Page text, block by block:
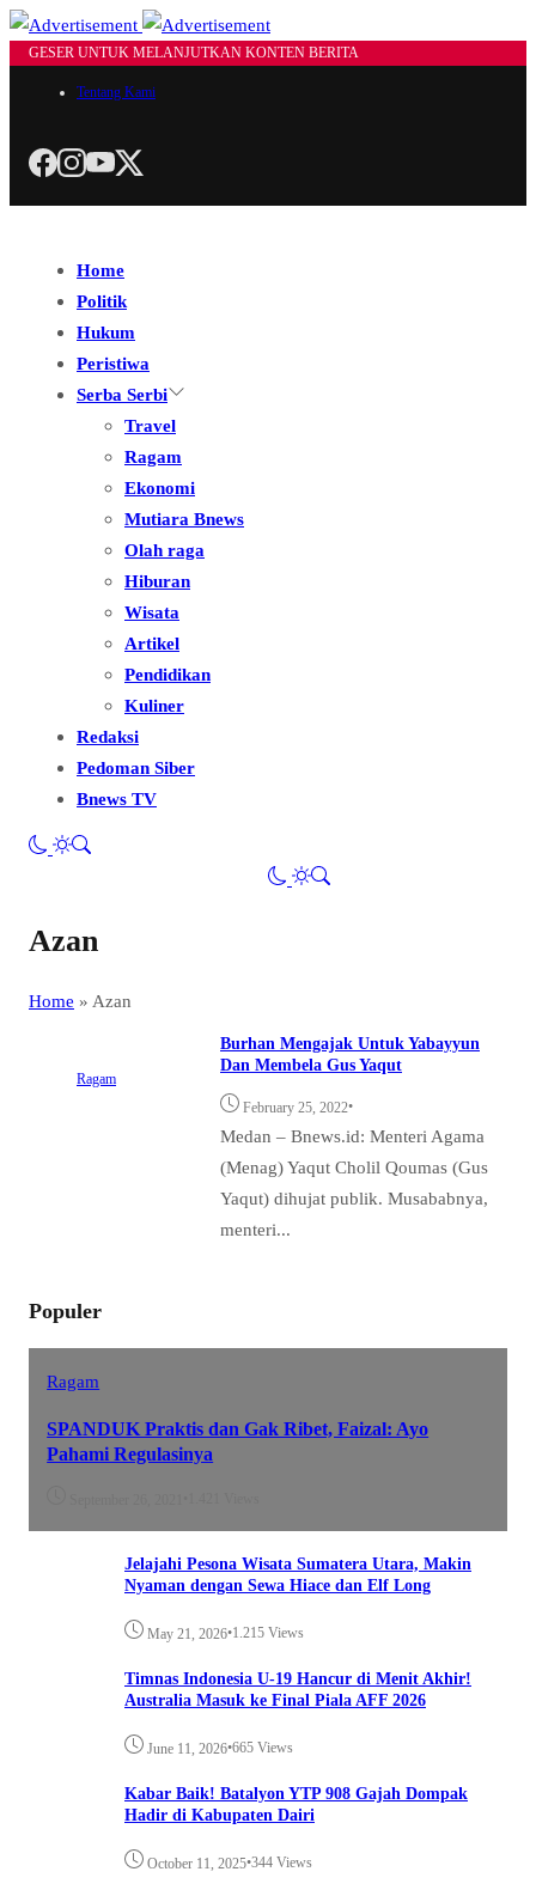
GESER UNTUK MELANJUTKAN KONTEN BERITA
Tentang Kami
Home
Politik
Hukum
Peristiwa
Serba Serbi
Travel
Ragam
Ekonomi
Mutiara Bnews
Olah raga
Hiburan
Wisata
Artikel
Pendidikan
Kuliner
Redaksi
Pedoman Siber
Bnews TV
Azan
Home » Azan
Ragam
Burhan Mengajak Untuk Yabayyun
Dan Membela Gus Yaqut
February 25, 2022•
Medan – Bnews.id: Menteri Agama
(Menag) Yaqut Cholil Qoumas (Gus
Yaqut) dihujat publik. Musababnya,
menteri...
Populer
Ragam
SPANDUK Praktis dan Gak Ribet, Faizal: Ayo
Pahami Regulasinya
Jelajahi Pesona Wisata Sumatera Utara, Makin
Nyaman dengan Sewa Hiace dan Elf Long
May 21, 2026•1.215 Views
Timnas Indonesia U-19 Hancur di Menit Akhir!
Australia Masuk ke Final Piala AFF 2026
June 11, 2026•665 Views
Kabar Baik! Batalyon YTP 908 Gajah Dompak
Hadir di Kabupaten Dairi
October 11, 2025•344 Views